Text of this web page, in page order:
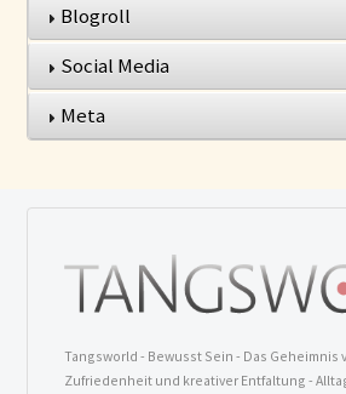
Blogroll
Social Media
Meta
Tangsworld - Bewusst Sein - Das Geheimnis
Zufriedenheit und kreativer Entfaltung -